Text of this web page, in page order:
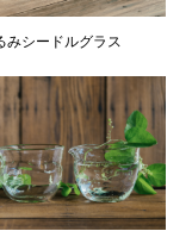
みシードルグラス